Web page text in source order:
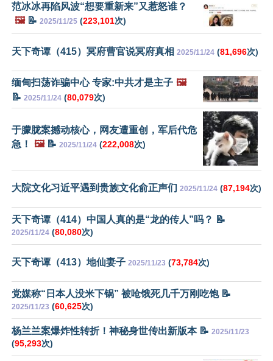
范冰冰再陷风波“想要重新来”又惹怒谁？
🖼️📝 2025/11/25 (223,101次)
天下奇谭（415）冥府曹官说冥府真相 2025/11/24 (81,696次)
缅甸扫荡诈骗中心 专家:中共才是主子 🖼️
📝 2025/11/24 (80,079次)
于朦胧案撼动核心，网友遭重创，军后代危
急！
🖼️📝 2025/11/24 (222,008次)
大院文化习近平遇到贵族文化俞正声们 2025/11/24 (87,194次)
天下奇谭（414）中国人真的是“龙的传人”吗？ 📝
2025/11/24 (80,080次)
天下奇谭（413）地仙妻子 2025/11/23 (73,784次)
党媒称“日本人没米下锅” 被呛饿死几千万刚吃饱 📝
2025/11/23 (60,625次)
杨兰兰案爆炸性转折！神秘身世传出新版本 📝 2025/11/23
(95,293次)